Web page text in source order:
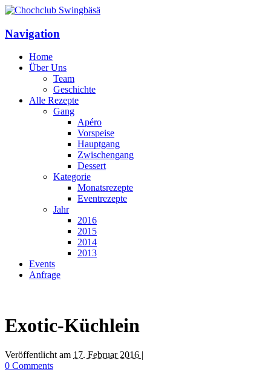
Navigation
Home
Über Uns
Team
Geschichte
Alle Rezepte
Gang
Apéro
Vorspeise
Hauptgang
Zwischengang
Dessert
Kategorie
Monatsrezepte
Eventrezepte
Jahr
2016
2015
2014
2013
Events
Anfrage
Exotic-Küchlein
Veröffentlicht am 17. Februar 2016 |
0 Comments